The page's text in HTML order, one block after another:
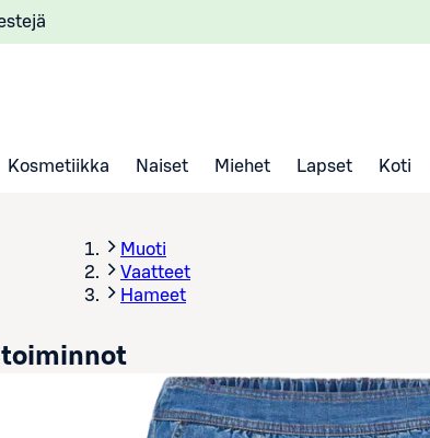
Kosmetiikka Naiset Miehet Lapset Koti
Muoti
Vaatteet
Hameet